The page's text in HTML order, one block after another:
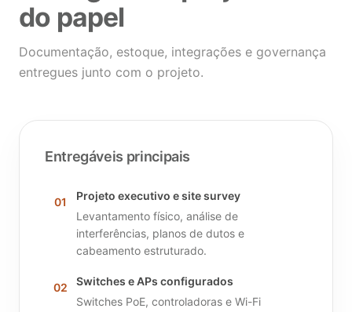
do papel
Documentação, estoque, integrações e governança
entregues junto com o projeto.
Entregáveis principais
01
Projeto executivo e site survey
Levantamento físico, análise de
interferências, planos de dutos e
cabeamento estruturado.
02
Switches e APs configurados
Switches PoE, controladoras e Wi-Fi